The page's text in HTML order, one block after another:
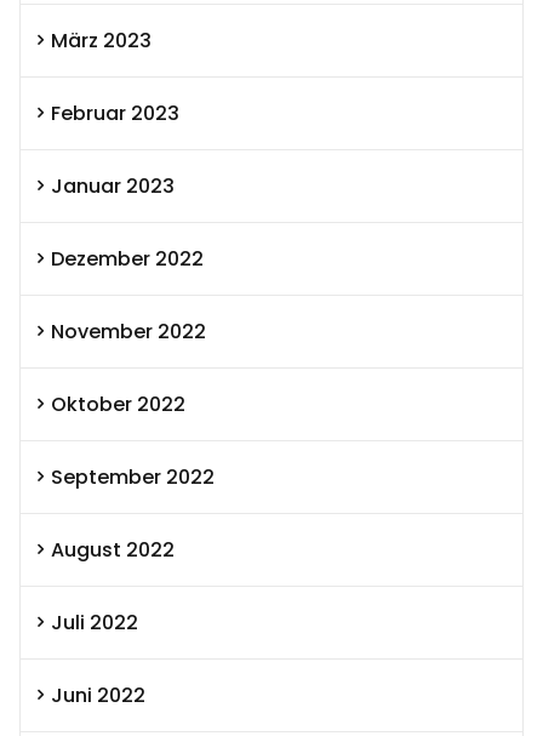
März 2023
Februar 2023
Januar 2023
Dezember 2022
November 2022
Oktober 2022
September 2022
August 2022
Juli 2022
Juni 2022